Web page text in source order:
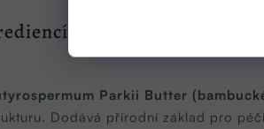
Parkii Butter
Dodává přírodní základ pro